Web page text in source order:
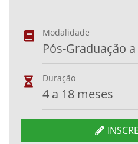
Modalidade
Pós-Graduação
Duração
4 a 18 meses